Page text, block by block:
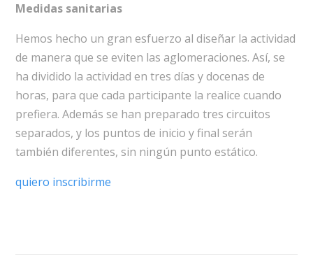
Medidas sanitarias
Hemos hecho un gran esfuerzo al diseñar la actividad
de manera que se eviten las aglomeraciones. Así, se
ha dividido la actividad en tres días y docenas de
horas, para que cada participante la realice cuando
prefiera. Además se han preparado tres circuitos
separados, y los puntos de inicio y final serán
también diferentes, sin ningún punto estático.
quiero inscribirme